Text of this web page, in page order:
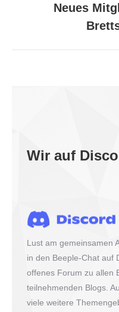
Neues
Wir auf
Lust am gemeinsamen
in den Beeple-Chat auf
offenes Forum zu allen
teilnehmenden Blogs.
viele weitere